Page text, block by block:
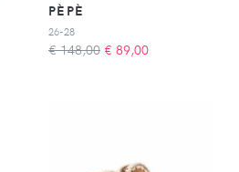
PÈPÈ
26-28
€ 148,00 € 89,00